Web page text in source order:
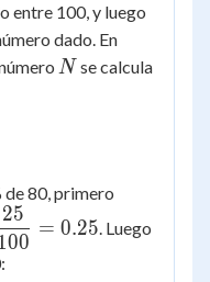
entre 100, y luego
dado. En
N
Nse calcula
de 80, primero
\dfrac{25}
=
25
= 0.25 . Luego